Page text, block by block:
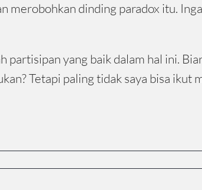
dinding paradox itu.
partisipan yang baik dalam hal ini.
Tetapi paling tidak saya bisa ikut